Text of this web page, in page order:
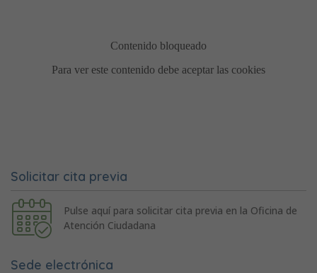
Solicitar cita previa
Pulse aquí para solicitar cita previa en la Oficina de
Atención Ciudadana
Sede electrónica